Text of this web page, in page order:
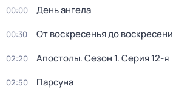
00:00 День ангела
00:30 От воскресенья до
02:20 Апостолы. Сезон 1. Серия 12-я
02:50 Парсуна